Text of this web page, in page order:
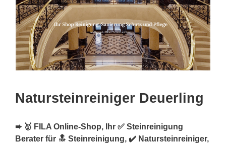
Natursteinreiniger Deuerling
➨ 🥇 FILA Online-Shop, Ihr ✅ Steinreinigung
Berater für 🔝 Steinreinigung, ✔️ Natursteinreiniger,